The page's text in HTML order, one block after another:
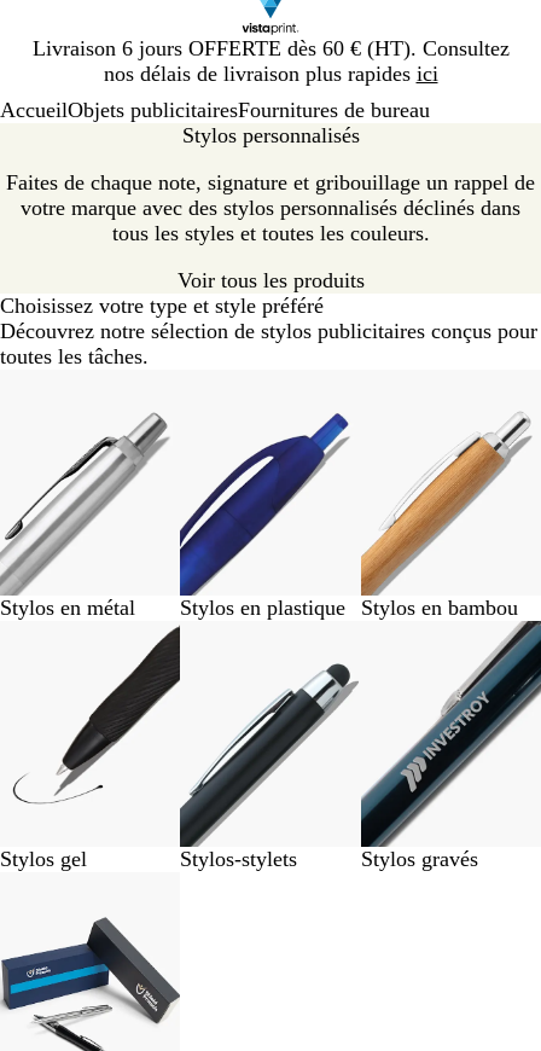
Livraison 6 jours OFFERTE dès 60 € (HT). Consultez
nos délais de livraison plus rapides ici
Diapositive
1
AccueilObjets publicitairesFournitures de bureau
Stylos personnalisés
Faites de chaque note, signature et gribouillage un rappel de
votre marque avec des stylos personnalisés déclinés dans
tous les styles et toutes les couleurs.
Voir tous les produits
Choisissez votre type et style préféré
Découvrez notre sélection de stylos publicitaires conçus pour
toutes les tâches.
Stylos en métal Stylos en plastique Stylos en bambou
Stylos gel Stylos-stylets Stylos gravés